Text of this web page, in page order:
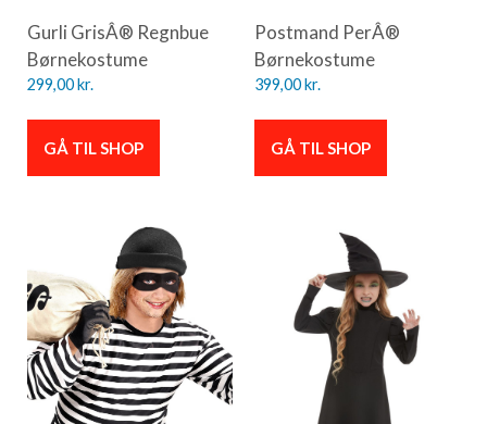
Gurli GrisÂ® Regnbue
Børnekostume
299,00kr.
GÅ TIL SHOP
Postmand PerÂ®
Børnekostume
399,00kr.
GÅ TIL SHOP